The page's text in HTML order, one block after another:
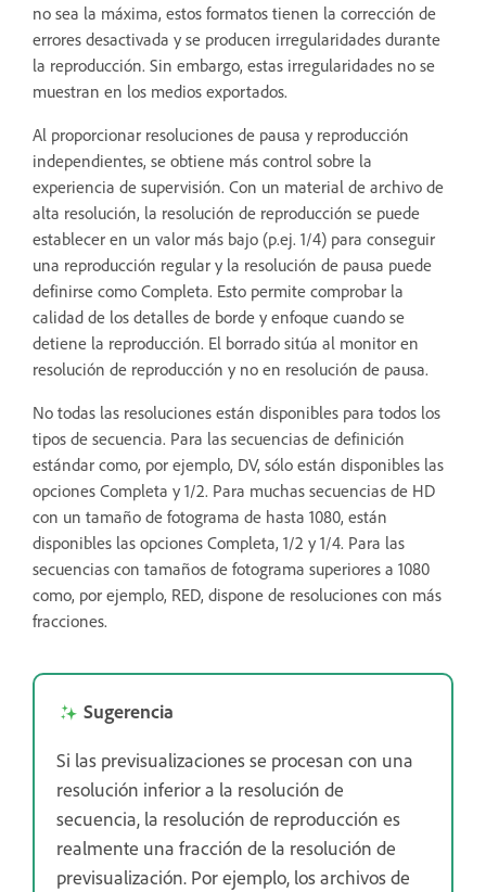
no sea la máxima, estos formatos tienen la corrección de
errores desactivada y se producen irregularidades durante
la reproducción. Sin embargo, estas irregularidades no se
muestran en los medios exportados.
Al proporcionar resoluciones de pausa y reproducción
independientes, se obtiene más control sobre la
experiencia de supervisión. Con un material de archivo de
alta resolución, la resolución de reproducción se puede
establecer en un valor más bajo (p.ej. 1/4) para conseguir
una reproducción regular y la resolución de pausa puede
definirse como Completa. Esto permite comprobar la
calidad de los detalles de borde y enfoque cuando se
detiene la reproducción. El borrado sitúa al monitor en
resolución de reproducción y no en resolución de pausa.
No todas las resoluciones están disponibles para todos los
tipos de secuencia. Para las secuencias de definición
estándar como, por ejemplo, DV, sólo están disponibles las
opciones Completa y 1/2. Para muchas secuencias de HD
con un tamaño de fotograma de hasta 1080, están
disponibles las opciones Completa, 1/2 y 1/4. Para las
secuencias con tamaños de fotograma superiores a 1080
como, por ejemplo, RED, dispone de resoluciones con más
fracciones.
Sugerencia
Si las previsualizaciones se procesan con una
resolución inferior a la resolución de
secuencia, la resolución de reproducción es
realmente una fracción de la resolución de
previsualización. Por ejemplo, los archivos de